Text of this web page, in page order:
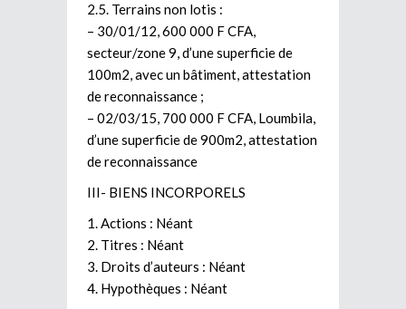
2.5. Terrains non lotis :
– 30/01/12, 600 000 F CFA,
secteur/zone 9, d’une superficie de
100m2, avec un bâtiment, attestation
de reconnaissance ;
– 02/03/15, 700 000 F CFA, Loumbila,
d’une superficie de 900m2, attestation
de reconnaissance
III- BIENS INCORPORELS
1. Actions : Néant
2. Titres : Néant
3. Droits d’auteurs : Néant
4. Hypothèques : Néant